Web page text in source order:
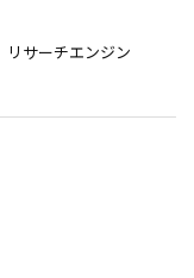
サーチエンジン